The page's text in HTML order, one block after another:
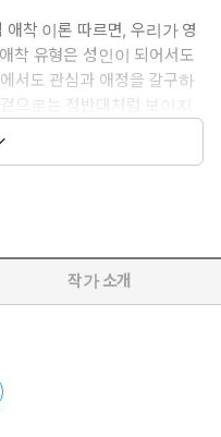
애착 이론 따르면, 우리가 영
착 유형은 성인이 되어서도
서도 관심과 애정을 갈구하
으로는 정반대처럼 보이지
리고 그 상처는 지금 눈앞
양육자와의 관계에서부터 생
었다면 그건 당신이 또 잘못
자신이 어떤 사람이고, 무엇
알아봐야 한다는 뜻이죠.
가슴 아픈 이별은 ‘치유를
찬가지입니다.”
고민에 답을 찾아 준 심리
들의 사례뿐 아니라, 불안형
작가 소개